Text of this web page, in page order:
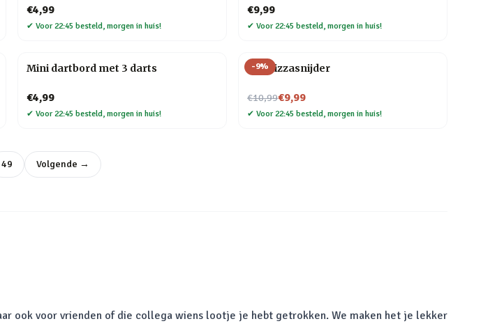
€4,99
✔ Voor 22:45 besteld, morgen in huis!
€9,99
✔ Voor 22:45 besteld, morgen in huis!
Mini dartbord met 3 darts
€4,99
✔ Voor 22:45 besteld, morgen in huis!
-9%
Kat Pizzasnijder
€10,99
Nu voor€9,99
✔ Voor 22:45 besteld, morgen in huis!
49 Volgende →
ook voor vrienden of die collega wiens lootje je hebt getrokken. We maken het je lekker